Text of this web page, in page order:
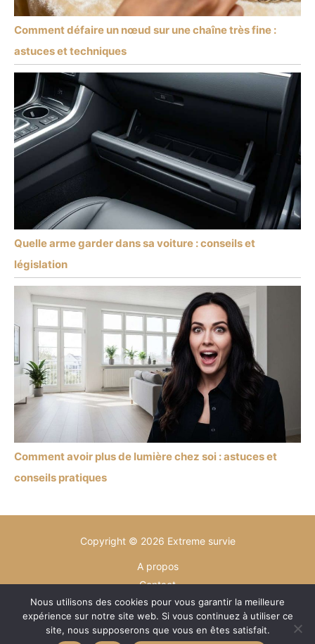
Comment défaire un nœud sur une chaîne très fine :
astuces et techniques
Quelle arme garder dans sa voiture : conseils et
législation
Comment avoir plus de lumière chez soi : astuces et
conseils pratiques
Copyright © 2026 Extreme survie
A propos
Contact
Plan du site
Mentions légales
Politique de confidentialité
Nous utilisons des cookies pour vous garantir la meilleure
expérience sur notre site web. Si vous continuez à utiliser ce
site, nous supposerons que vous en êtes satisfait.